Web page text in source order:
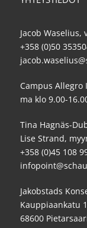
Jacob
+358 (0)50
Campus
ma klo 9.00-
Tina Hagnäs-
Lise Strand,
+358 (0)45 108
Jakobstads
Kauppiaankatu
68600